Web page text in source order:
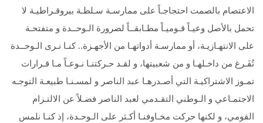
الاعتصام بالصمت احتجاجـاً على ممارسـة سـلطـة بيروقـراطيـة لا
تحمل بالأصل وعيـاً قـوميـاً مطـابقــاً لضرورة الـوحــدة و متفتحـة
على الانتهـازيـة، أو ممارسـة أدواتهـا من الأجهـزة.. كنـا نـرى الـوحــدة
تُفَـرغ من داخـلهـا و من شعبيتها، و لقـد حـركتنـا نـوعـاً مـا قـرارات
تمـوز الاشتراكيـة التي أصـدرهـا عبد الناصر و لمسـنـا طبيعـة التوجـه
الاجتمـاعي و الـوطني التقـدمي لعبد الناصر فضـلاً عن الالتـزام
القومي، و لكنها حركت مخـاوفنـا أكـثر على الـوحـدة، إذ كنـا نلمس